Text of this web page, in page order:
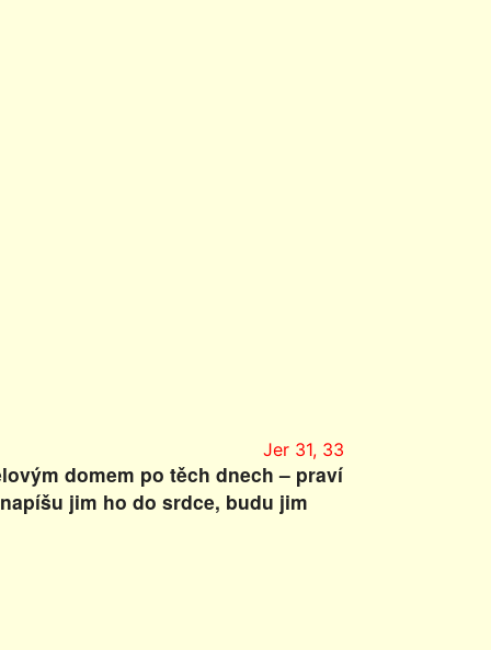
Jer 31, 33
domem po těch dnech – praví
jim ho do srdce, budu jim